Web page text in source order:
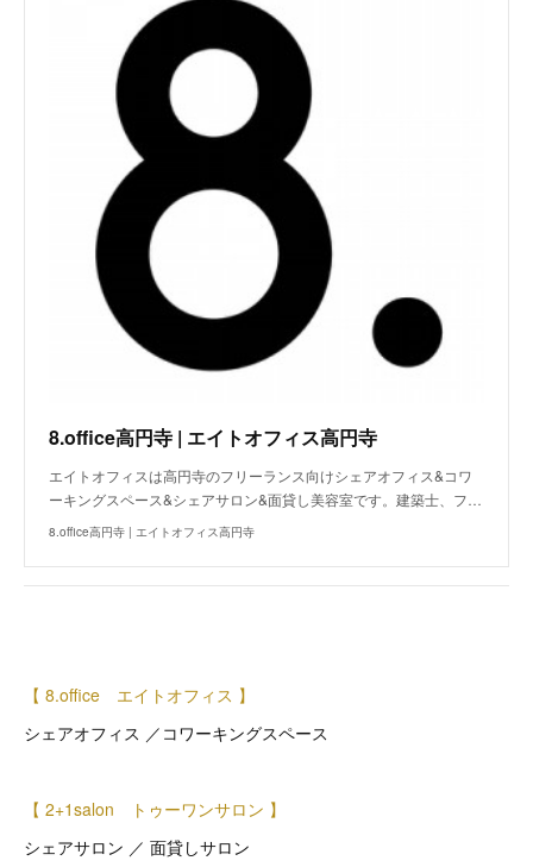
8.office高円寺 | エイトオフィス高円寺
エイトオフィスは高円寺のフリーランス向けシェアオフィス&コワ
ーキングスペース&シェアサロン&面貸し美容室です。建築士、フ…
8.office高円寺 | エイトオフィス高円寺
【 8.office エイトオフィス 】
シェアオフィス ／コワーキングスペース
【 2+1salon トゥーワンサロン 】
シェアサロン ／ 面貸しサロン